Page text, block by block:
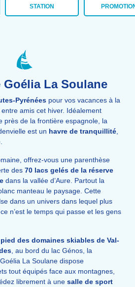
STATION
Goélia La Soulane
Pyrénées pour vos vacances à la
amis cet hiver. Idéalement
près de la frontière espagnole, la
est un havre de tranquillité
offrez-vous une parenthèse
des 70 lacs gelés de la réserve
dans la vallée d’Aure. Partout la
manteau le paysage. Cette
dans un univers dans lequel plus
n’est le temps qui passe et les gens
pied des domaines skiables de Val-
, au bord du lac Génos, la
La Soulane dispose
tout équipés face aux montagnes,
librement à une salle de sport